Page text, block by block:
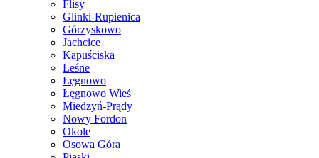
Flisy
Glinki-Rupienica
Górzyskowo
Jachcice
Kapuściska
Leśne
Łęgnowo
Łęgnowo Wieś
Miedzyń-Prądy
Nowy Fordon
Okole
Osowa Góra